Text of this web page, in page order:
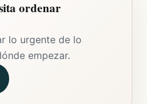
ordenar
lo urgente de lo
empezar.